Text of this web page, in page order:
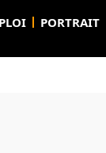
PORTRAIT